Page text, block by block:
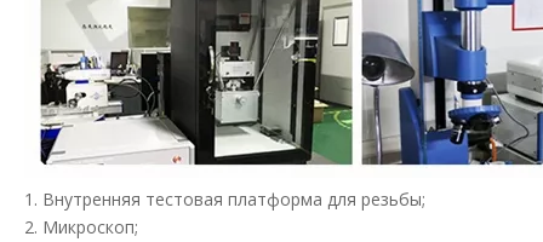
1. Внутренняя тестовая платформа для резьбы;
2. Микроскоп;